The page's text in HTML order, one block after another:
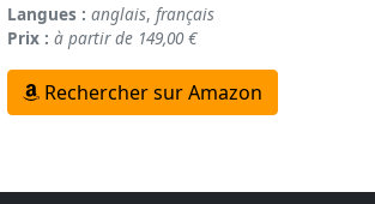
Langues : anglais, français
Prix : à partir de 149,00 €
Rechercher sur Amazon